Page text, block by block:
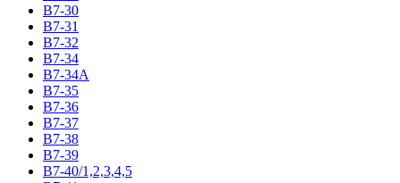
В7-30
В7-31
В7-32
В7-34
В7-34А
В7-35
В7-36
В7-37
В7-38
В7-39
В7-40/1,2,3,4,5